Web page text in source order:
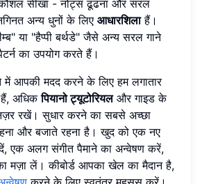
सीखा - नोट्स ढूंढना और सरल
अन्य धुनों के लिए आधारशिलाहैं।
या "हैप्पी बर्थडे" जैसे अन्य सरल गाने
का उपयोग करते हैं।
आपकी मदद करने के लिए हम लगातार
हैं, अधिकपियानो ट्यूटोरियलऔर गाइड के
नज़र रखें। सुधार करने का सबसे अच्छा
और बजाते रहना है। खुद को एक नए
एक अलग संगीत पैमाने का अन्वेषण करें,
मज़ा लें। कीबोर्ड आपका खेल का मैदान है,